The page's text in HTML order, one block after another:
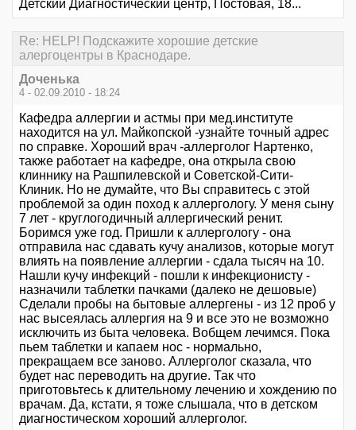
Детский Диагностический центр, Постовая, 18...
Re: HELP! Подскажите хорошие детские
алергоцентры в Краснодаре.
Доченька
4 - 02.09.2010 - 18:24
Кафедра аллергии и астмы при мед.институте
находится на ул. Майкопской -узнайте точный адрес
по справке. Хороший врач -аллерголог Нартенко,
также работает на кафедре, она открыла свою
клиннику на Рашпилевской и Советской-Сити-
Клиник. Но не думайте, что Вы справитесь с этой
проблемой за один поход к аллергологу. У меня сыну
7 лет - круглогодичный аллергический ренит.
Боримся уже год. Пришли к аллергологу - она
отправила нас сдавать кучу анализов, которые могут
влиять на появление аллергии - сдала тысяч на 10.
Нашли кучу инфекций - пошли к инфекционисту -
назначили таблетки пачками (далеко не дешовые)
Сделали пробы на бытовые аллергены - из 12 проб у
нас высеялась аллергия на 9 и все это не возможно
исключить из быта человека. Вобщем лечимся. Пока
пьем таблетки и капаем нос - нормально,
прекращаем все заново. Аллерголог сказала, что
будет нас переводить на другие. Так что
приготовьтесь к длительному лечению и хождению по
врачам. Да, кстати, я тоже слышала, что в детском
диагностическом хороший аллерголог.